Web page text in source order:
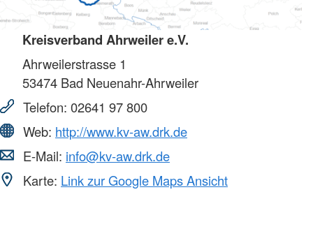
Kreisverband Ahrweiler e.V.
Ahrweilerstrasse 1
53474 Bad Neuenahr-Ahrweiler
Telefon: 02641 97 800
Web: http://www.kv-aw.drk.de
E-Mail: info@kv-aw.drk.de
Karte: Link zur Google Maps Ansicht